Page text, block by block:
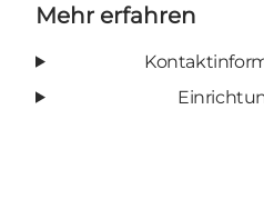
Mehr erfahren